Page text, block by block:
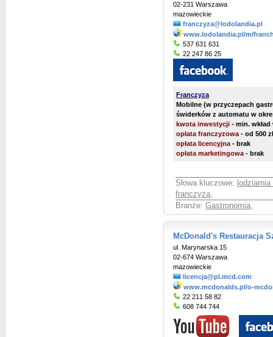
02-231 Warszawa
mazowieckie
franczyza@lodolandia.pl
www.lodolandia.pl/m/
537 631 631
22 247 86 25
Franczyza
Mobilne (w przyczepach
świderków z automatu w
kwota inwestycji - min. wkład
opłata franczyzowa - od 500
opłata licencyjna - brak
opłata marketingowa - brak
Słowa kluczowe:
franczyza,
Branże: Gastronomia,
McDonald's Restauracja
ul. Marynarska 15
02-674 Warszawa
mazowieckie
licencja@pl.mcd.com
www.mcdonalds.pl/o-
22 211 58 82
608 744 744